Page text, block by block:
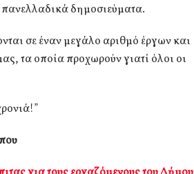
δημοσιεύματα.
σε έναν μεγάλο αριθμό έργων και
τα οποία προχωρούν γιατί όλοι οι